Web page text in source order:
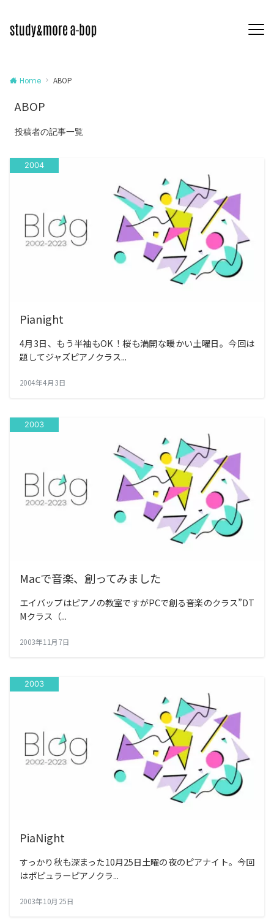
Home ABOP
ABOP
投稿者の記事一覧
2004
Pianight
4月3日、もう半袖もOK！桜も満開な暖かい土曜日。今回は
題してジャズピアノクラス...
2004年4月3日
2003
Macで音楽、創ってみました
エイバップはピアノの教室ですがPCで創る音楽のクラス”DT
Mクラス（...
2003年11月7日
2003
PiaNight
すっかり秋も深まった10月25日土曜の夜のピアナイト。今回
はポピュラーピアノクラ...
2003年10月25日